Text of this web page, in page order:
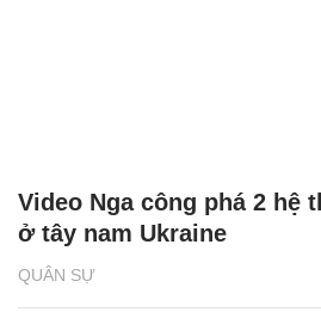
QUÂN SỰ
Video Nga công phá 2 hệ
ở tây nam Ukraine